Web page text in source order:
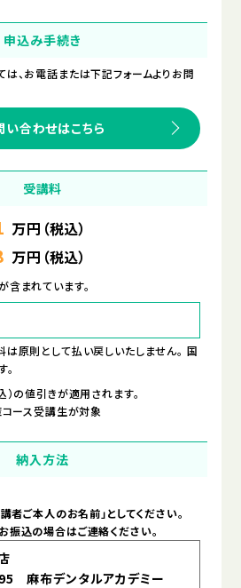
申込み手続き
、お電話または下記フォームよりお問
い合わせはこちら
受講料
万円 （税込）
万円 （税込）
まれています。
原則として払い戻しいたしません。 国
の値引きが適用されます。
ース受講生が対象
納入方法
者ご本人のお名前」としてください。
込の場合はご連絡ください。
麻布デンタルアカデミー